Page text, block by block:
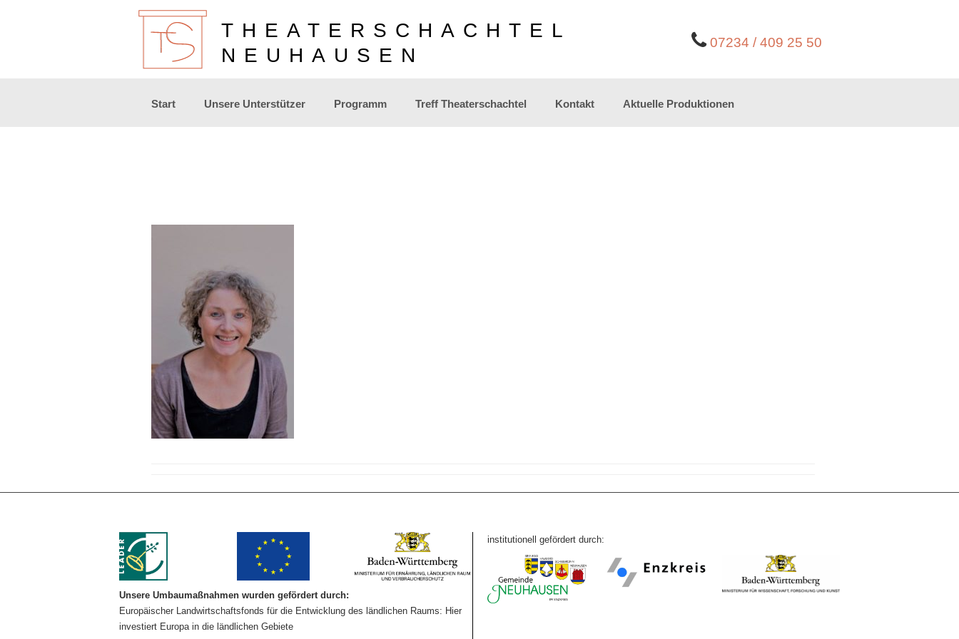
07234 / 409 25 50
THEATERSCHACHTEL
NEUHAUSEN
Zum
Start Unsere Unterstützer Programm Treff Theaterschachtel Kontakt Aktuelle Produktionen
Unsere Umbaumaßnahmen wurden gefördert durch:
Europäischer Landwirtschaftsfonds für die Entwicklung des ländlichen Raums: Hier
investiert Europa in die ländlichen Gebiete
institutionell gefördert durch: